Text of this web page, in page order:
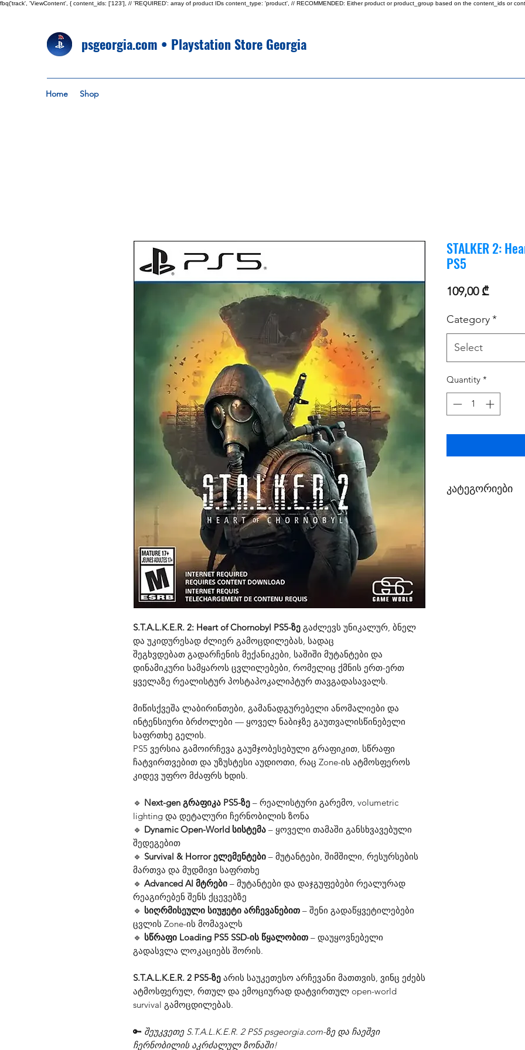
fbq('track', 'ViewContent', { content_ids: ['123'], // 'REQUIRED': array of product IDs content_type: 'product', // RECOMMENDED: Either product or product_group based on the content_ids or
Home Shop
psgeorgia.com • Playstation Store Georgia
S.T.A.L.K.E.R. 2: Heart of Chornobyl PS5-ზე გაძლევს უნიკალურ, ბნელ
და უკიდურესად ძლიერ გამოცდილებას, სადაც
შეგხვდებათ გადარჩენის მექანიკები, საშიში მუტანტები და
დინამიკური სამყაროს ცვლილებები, რომელიც ქმნის ერთ-ერთ
ყველაზე რეალისტურ პოსტაპოკალიპტურ თავგადასავალს.
მიწისქვეშა ლაბირინთები, გამანადგურებელი ანომალიები და
ინტენსიური ბრძოლები — ყოველ ნაბიჯზე გაუთვალისწინებელი
საფრთხე გელის.
PS5 ვერსია გამოირჩევა გაუმჯობესებული გრაფიკით, სწრაფი
ჩატვირთვებით და უზუსტესი აუდიოთი, რაც Zone-ის ატმოსფეროს
კიდევ უფრო მძაფრს ხდის.
🔹 Next-gen გრაფიკა PS5-ზე – რეალისტური გარემო, volumetric
lighting და დეტალური ჩერნობილის ზონა
🔹 Dynamic Open-World სისტემა – ყოველი თამაში განსხვავებული
შედეგებით
🔹 Survival & Horror ელემენტები – მუტანტები, შიმშილი, რესურსების
მართვა და მუდმივი საფრთხე
🔹 Advanced AI მტრები – მუტანტები და დაჯგუფებები რეალურად
რეაგირებენ შენს ქცევებზე
🔹 სიღრმისეული სიუჟეტი არჩევანებით – შენი გადაწყვეტილებები
ცვლის Zone-ის მომავალს
🔹 სწრაფი Loading PS5 SSD-ის წყალობით – დაუყოვნებელი
გადასვლა ლოკაციებს შორის.
S.T.A.L.K.E.R. 2 PS5-ზე არის საუკეთესო არჩევანი მათთვის, ვინც ეძებს
ატმოსფერულ, რთულ და ემოციურად დატვირთულ open-world
survival გამოცდილებას.
🔑 შეუკვეთე S.T.A.L.K.E.R. 2 PS5 psgeorgia.com-ზე და ჩაეშვი
ჩერნობილის აკრძალულ ზონაში!
STALKER 2:
PS5
109,00 ₾Price
Category*
Select
Quantity *
კატეგორიები